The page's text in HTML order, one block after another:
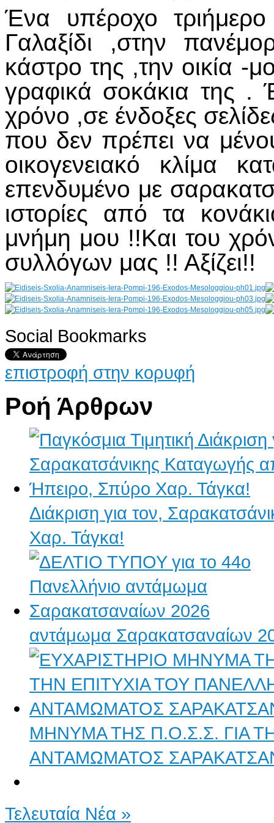
Ένα υπέροχο τριήμερο
Γαλαξίδι ,στην
κάστρο της ,την οικία -
γραφικά σοκάκια της .
χρόνο ,σε ένδοξες
που δεν πρέπει να
οικογενειακό κλίμα
επενδυμένο με
ιστορίες από τα
μνήμη μου !!Και του
συλλόγων μας !! Αξίζει!!
AdmirorGallery 4.5.0, author/s Vasiljevski& Kekeljevic
Social Bookmarks
επιστροφή στην κορυφή
Ροή Άρθρων
Διάκριση για τον,
Χαρ. Τάγκα!
αντάμωμα Σαρακατσαναίων
ΜΗΝΥΜΑ ΤΗΣ Π.Ο.Σ.Σ. ΓΙΑ
ΑΝΤΑΜΩΜΑΤΟΣ
Τελευταία Νέα »